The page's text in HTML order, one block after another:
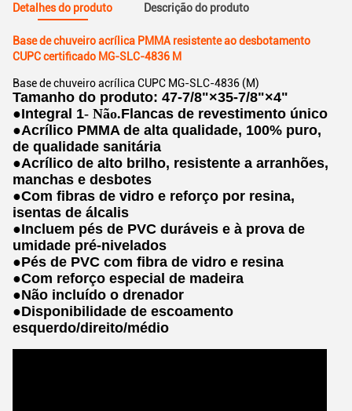
Detalhes do produto Descrição do produto
Base de chuveiro acrílica PMMA resistente ao desbotamento
CUPC certificado MG-SLC-4836 M
Base de chuveiro acrílica CUPC MG-SLC-4836 (M)
Tamanho do produto: 47-7/8"×35-7/8"×4"
●Integral 1- Não.Flancas de revestimento único
●Acrílico PMMA de alta qualidade, 100% puro,
de qualidade sanitária
●Acrílico de alto brilho, resistente a arranhões,
manchas e desbotes
●Com fibras de vidro e reforço por resina,
isentas de álcalis
●Incluem pés de PVC duráveis e à prova de
umidade pré-nivelados
●Pés de PVC com fibra de vidro e resina
●Com reforço especial de madeira
●Não incluído o drenador
●Disponibilidade de escoamento
esquerdo/direito/médio